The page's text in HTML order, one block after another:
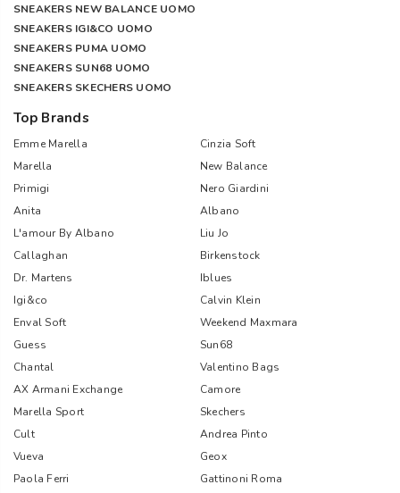
SNEAKERS NEW BALANCE UOMO
SNEAKERS IGI&CO UOMO
SNEAKERS PUMA UOMO
SNEAKERS SUN68 UOMO
SNEAKERS SKECHERS UOMO
Top Brands
Emme Marella
Cinzia Soft
Marella
New Balance
Primigi
Nero Giardini
Anita
Albano
L'amour By Albano
Liu Jo
Callaghan
Birkenstock
Dr. Martens
Iblues
Igi&co
Calvin Klein
Enval Soft
Weekend Maxmara
Guess
Sun68
Chantal
Valentino Bags
AX Armani Exchange
Camore
Marella Sport
Skechers
Cult
Andrea Pinto
Vueva
Geox
Paola Ferri
Gattinoni Roma